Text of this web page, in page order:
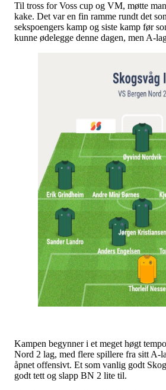
Til tross for Voss cup og VM, møtte
kake. Det var en fin ramme rundt det
sekspoengers kamp og siste kamp før
kunne ødelegge denne dagen, men A-
Kampen begynner i et meget høgt
Nord 2 lag, med flere spillere fra sitt A-
åpnet offensivt. Et som vanlig godt
godt tett og slapp BN 2 lite til.